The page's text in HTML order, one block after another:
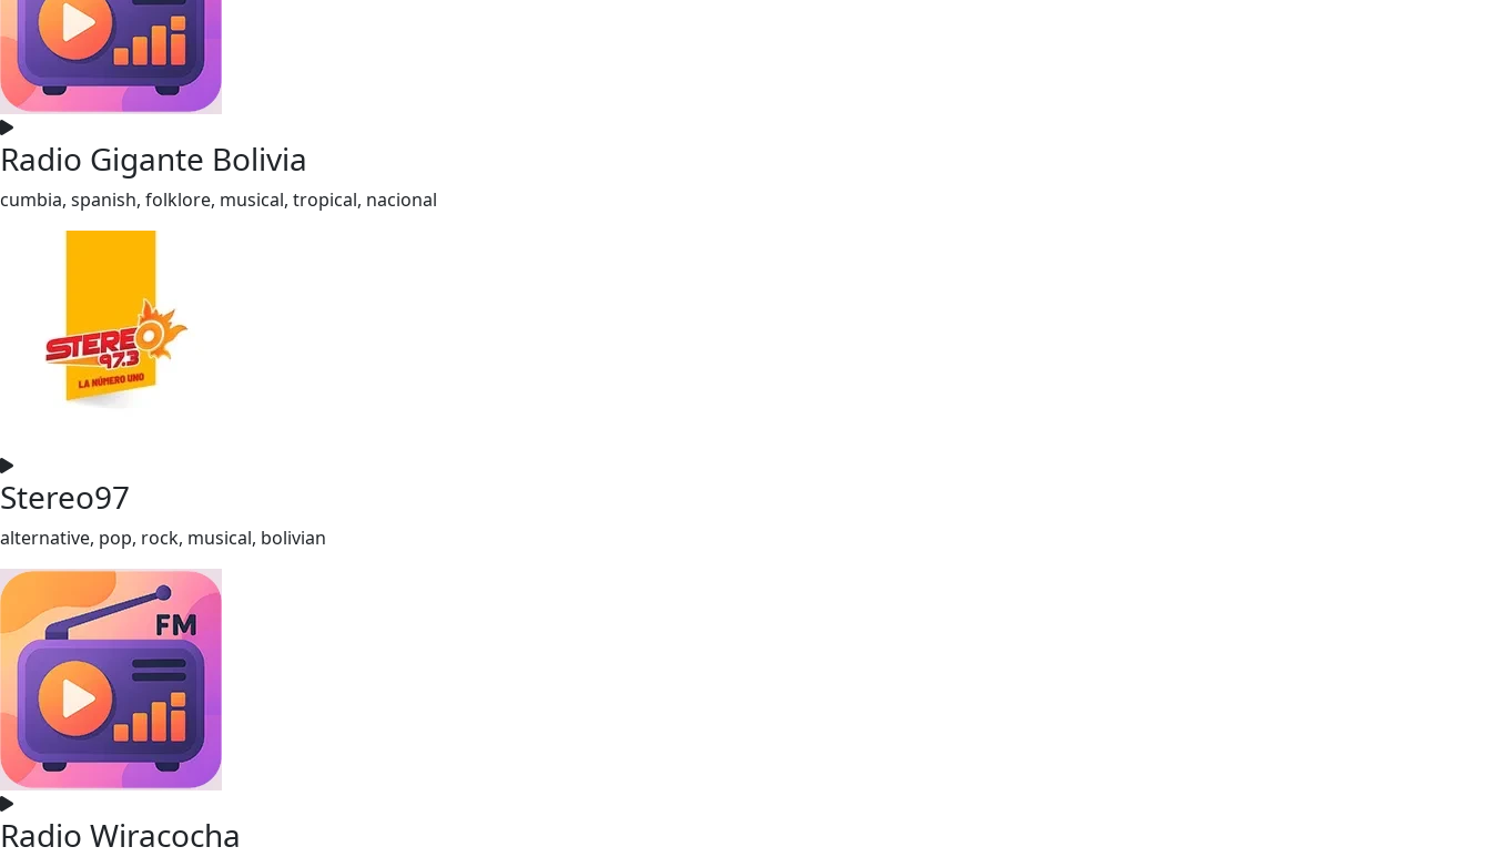
Radio Gigante Bolivia
cumbia, spanish, folklore, musical, tropical, nacional
Stereo97
alternative, pop, rock, musical, bolivian
Radio Wiracocha